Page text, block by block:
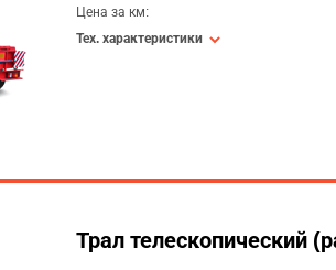
Цена за км:
Тех. характеристики
Трал телескопический